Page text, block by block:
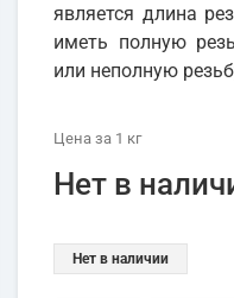
является длина
иметь полную
или неполную
Цена за 1 кг
Нет в
Нет в наличии